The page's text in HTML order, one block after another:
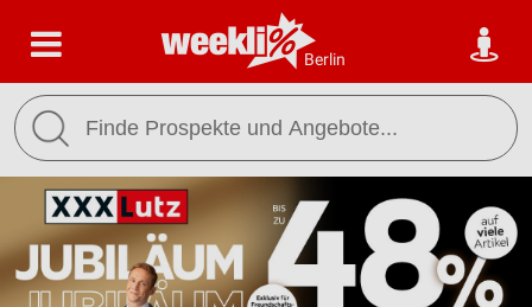
Berlin